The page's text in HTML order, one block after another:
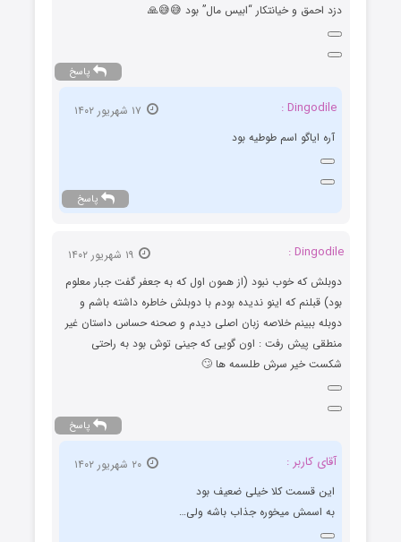
دزد احمق و خیانتکار “ابیس مال” بود 😅😅🙏
پاسخ
Dingodile :
آره ایاگو اسم طوطیه بود
پاسخ
Dingodile :
۱۹ شهریور ۱۴۰۲
دوبلش که خوب نبود (از همون اول که به جعفر گفت جبار معلوم
بود) قبلنم که اینو ندیده بودم با دوبلش خاطره داشته باشم و
دوبله ببینم خلاصه زبان اصلی دیدم و صحنه حساس داستان غیر
منطقی پیش رفت : اون گویی که جینی توش بود به راحتی
شکست خیر سرش طلسمه ها 🙄
پاسخ
آقای کاربر :
۲۰ شهریور ۱۴۰۲
این قسمت کلا خیلی ضعیف بود
به اسمش میخوره جذاب باشه ولی…